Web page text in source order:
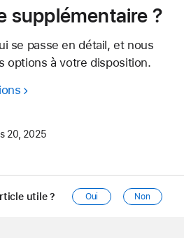
supplémentaire ?
se passe en détail, et nous
options à votre disposition.
20, 2025
utile ? Oui Non